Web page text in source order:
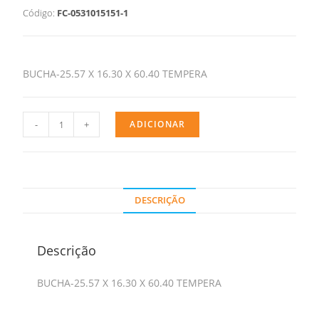
Código: FC-0531015151-1
BUCHA-25.57 X 16.30 X 60.40 TEMPERA
- + ADICIONAR
DESCRIÇÃO
Descrição
BUCHA-25.57 X 16.30 X 60.40 TEMPERA